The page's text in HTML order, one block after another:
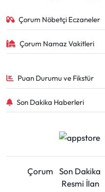
Çorum Nöbetçi Eczaneler
Çorum Namaz Vakitleri
Puan Durumu ve Fikstür
Son Dakika Haberleri
Çorum Son Dakika
Resmi İlan